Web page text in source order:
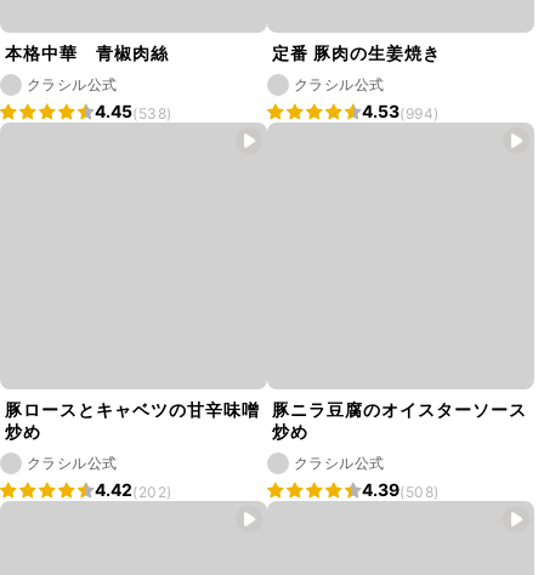
本格中華 青椒肉絲
クラシル公式
4.45(538)
定番 豚肉の生姜焼き
クラシル公式
4.53(994)
豚ロースとキャベツの甘辛味噌
炒め
クラシル公式
4.42(202)
豚ニラ豆腐のオイスターソース
炒め
クラシル公式
4.39(508)